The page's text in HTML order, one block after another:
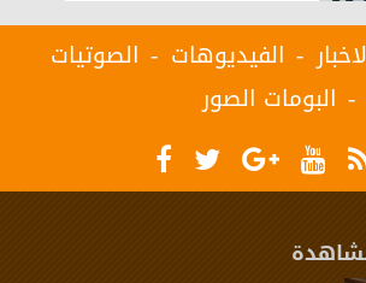
الفيديوهات
الصوتيات
البومات الصور